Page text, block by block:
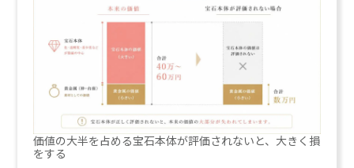
価値の大半を占める宝石本体が評価されないと、大きく損
をする